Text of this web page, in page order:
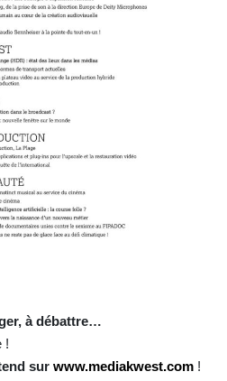
à débattre…
!
sur www.mediakwest.com !